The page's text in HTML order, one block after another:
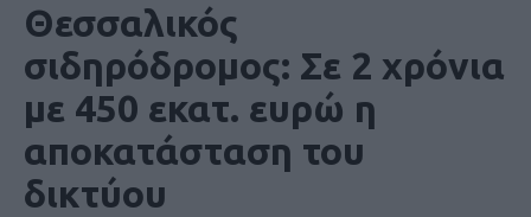
Θεσσαλικός
σιδηρόδρομος: Σε 2 χρόνια
με 450 εκατ. ευρώ η
αποκατάσταση του
δικτύου